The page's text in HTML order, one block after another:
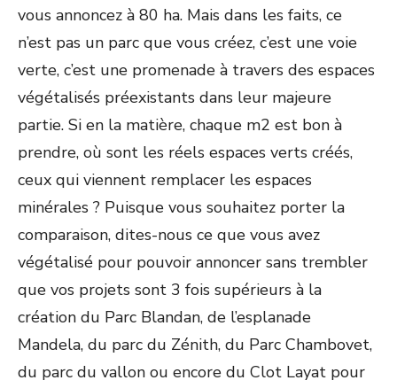
vous annoncez à 80 ha. Mais dans les faits, ce
n’est pas un parc que vous créez, c’est une voie
verte, c’est une promenade à travers des espaces
végétalisés préexistants dans leur majeure
partie. Si en la matière, chaque m2 est bon à
prendre, où sont les réels espaces verts créés,
ceux qui viennent remplacer les espaces
minérales ? Puisque vous souhaitez porter la
comparaison, dites-nous ce que vous avez
végétalisé pour pouvoir annoncer sans trembler
que vos projets sont 3 fois supérieurs à la
création du Parc Blandan, de l’esplanade
Mandela, du parc du Zénith, du Parc Chambovet,
du parc du vallon ou encore du Clot Layat pour